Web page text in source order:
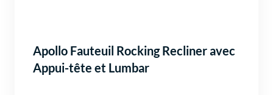
Apollo Fauteuil Rocking Recliner avec
Appui-tête et Lumbar